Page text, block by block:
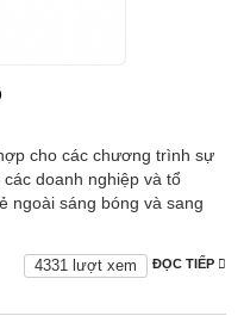
cho các chương trình sự
doanh nghiệp và tổ
ngoài sáng bóng và sang
ĐỌC TIẾP
4331 lượt xem